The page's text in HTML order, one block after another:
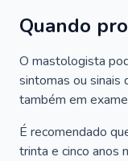
Quando
O mastologista
sintomas ou sinais
também em
É recomendado
trinta e cinco anos